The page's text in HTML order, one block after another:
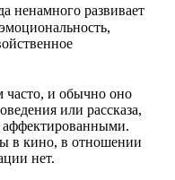
ненамного развивает
и обычно оно
или рассказа,
аффектированными.
в кино, в отношении
нет.